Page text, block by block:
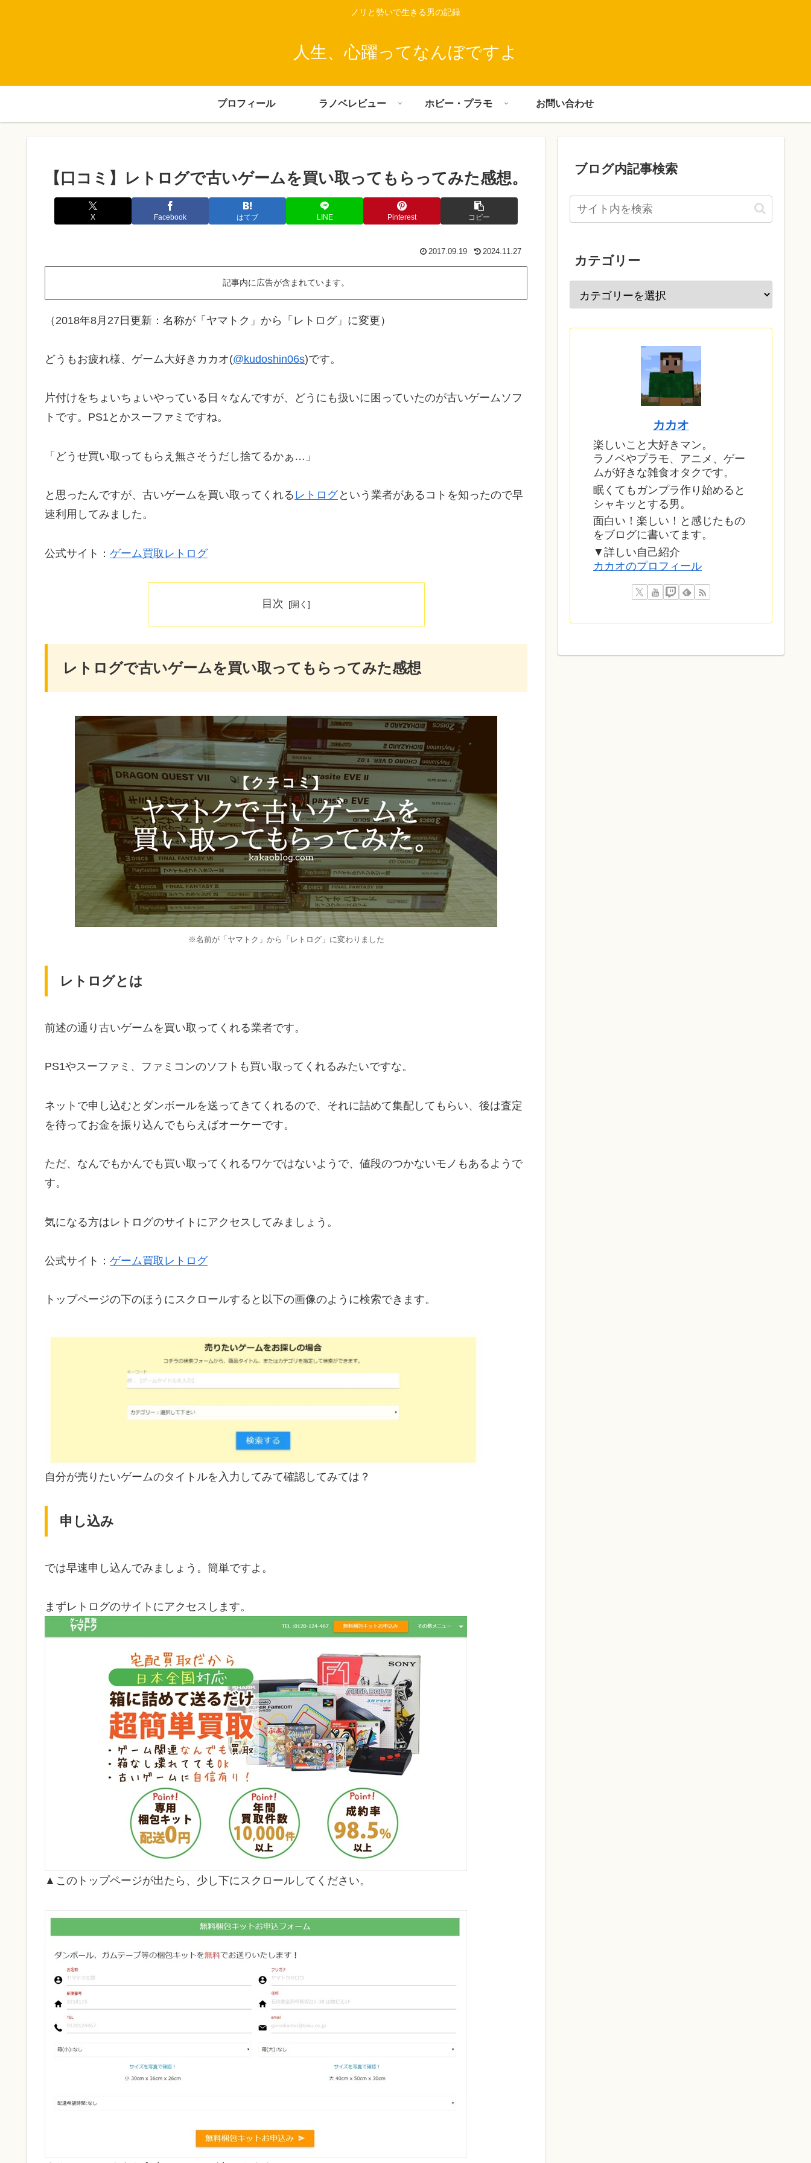
ノリと勢いで生きる男の記録
人生、心躍ってなんぼですよ
プロフィール ラノベレビュー ホビー・プラモ お問い合わせ
【口コミ】レトログで古いゲームを買い取ってもらってみた感想。
X Facebook はてブ LINE Pinterest コピー
2017.09.19 2024.11.27
記事内に広告が含まれています。
（2018年8月27日更新：名称が「ヤマトク」から「レトログ」に変更）
どうもお疲れ様、ゲーム大好きカカオ(@kudoshin06s)です。
片付けをちょいちょいやっている日々なんですが、どうにも扱いに困っていたのが古いゲームソフ
トです。PS1とかスーファミですね。
「どうせ買い取ってもらえ無さそうだし捨てるかぁ…」
と思ったんですが、古いゲームを買い取ってくれる レトログ という業者があるコトを知ったので早
速利用してみました。
公式サイト： ゲーム買取レトログ
目次
レトログで古いゲームを買い取ってもらってみた感想
※名前が「ヤマトク」から「レトログ」に変わりました
レトログとは
前述の通り古いゲームを買い取ってくれる業者です。
PS1やスーファミ、ファミコンのソフトも買い取ってくれるみたいですな。
ネットで申し込むとダンボールを送ってきてくれるので、それに詰めて集配してもらい、後は査定
を待ってお金を振り込んでもらえばオーケーです。
ただ、なんでもかんでも買い取ってくれるワケではないようで、値段のつかないモノもあるようで
す。
気になる方はレトログのサイトにアクセスしてみましょう。
公式サイト： ゲーム買取レトログ
トップページの下のほうにスクロールすると以下の画像のように検索できます。
自分が売りたいゲームのタイトルを入力してみて確認してみては？
申し込み
では早速申し込んでみましょう。簡単ですよ。
まずレトログのサイトにアクセスします。
▲このトップページが出たら、少し下にスクロールしてください。
ブログ内記事検索
カテゴリー
カカオ
楽しいこと大好きマン。
ラノベやプラモ、アニメ、ゲー
ムが好きな雑食オタクです。
眠くてもガンプラ作り始めると
シャキッとする男。
面白い！楽しい！と感じたもの
をブログに書いてます。
▼詳しい自己紹介
カカオのプロフィール